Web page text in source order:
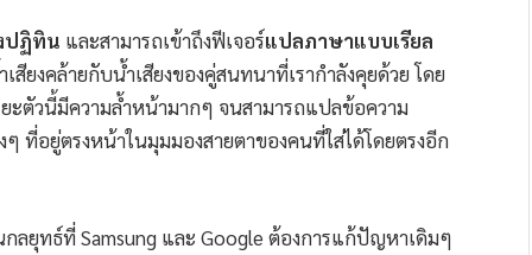
ปฏิทิน และสามารถเข้าถึงฟีเจอร์แปลภาษาแบบเรียล
ยงคล้ายกับน้ำเสียงของคู่สนทนาที่เรากำลังคุยด้วย โดย
ะตัวนี้มีความล้ำหน้ามากๆ จนสามารถแปลข้อความ
ที่อยู่ตรงหน้าในมุมมองสายตาของคนที่ใส่ได้โดยตรงอีก
ยุทธ์ที่ Samsung และ Google ต้องการแก้ปัญหาเดิมๆ